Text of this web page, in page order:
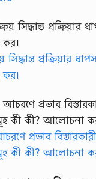
সিদ্ধান্ত প্রক্রিয়ার
প্রভাব বিস্তারকারী
কী কী? আলোচনা